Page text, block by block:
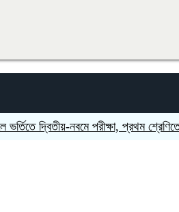
দ্বিতীয়-নবমে পরীক্ষা, প্রথম শ্রেণিতে লটারি